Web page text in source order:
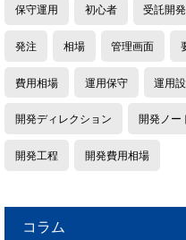
保守運用 初心者 受託開発
発注 相場 管理画面
費用相場 運用保守 運用
開発ディレクション 開発ノー
開発工程 開発費用相場
コラム